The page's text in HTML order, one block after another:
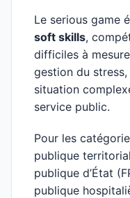
Le serious game
soft skills,
difficiles à
gestion du
situation
service public.
Pour les
publique
publique d’État
publique